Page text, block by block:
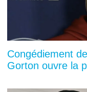
Congédiement
Gorton ouvre la